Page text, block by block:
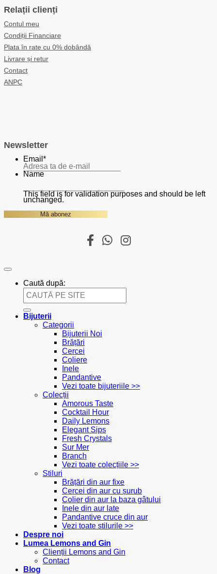
Relații clienți
Contul meu
Condiții Financiare
Plata în rate cu 0% dobândă
Livrare și retur
Contact
ANPC
Newsletter
Email *
Name
This field is for validation purposes and should be left
unchanged.
Caută după:
Bijuterii
Categorii
Bijuterii Noi
Brățări
Cercei
Coliere
Inele
Pandantive
Vezi toate bijuteriile >>
Colecții
Amorous Taste
Cocktail Hour
Daily Lemons
Elegant Sips
Fresh Crystals
Sur Mer
Branch
Vezi toate colecțiile >>
Stiluri
Brățări din aur fixe
Cercei din aur cu șurub
Colier din aur la baza gâtului
Inele din aur late
Pandantive cruce din aur
Vezi toate stilurile >>
Despre noi
Lumea Lemons and Gin
Clienții Lemons and Gin
Contact
Blog